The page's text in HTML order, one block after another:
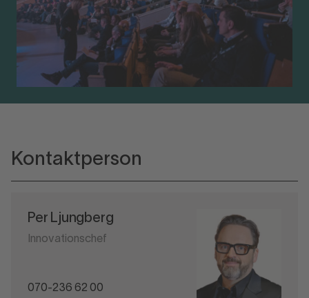
Kontaktperson
Per Ljungberg
Innovationschef
070-236 62 00